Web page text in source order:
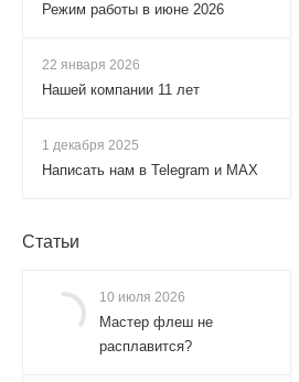
Режим работы в июне 2026
22 января 2026
Нашей компании 11 лет
1 декабря 2025
Написать нам в Telegram и MAX
Статьи
10 июля 2026
Мастер флеш не
расплавится?